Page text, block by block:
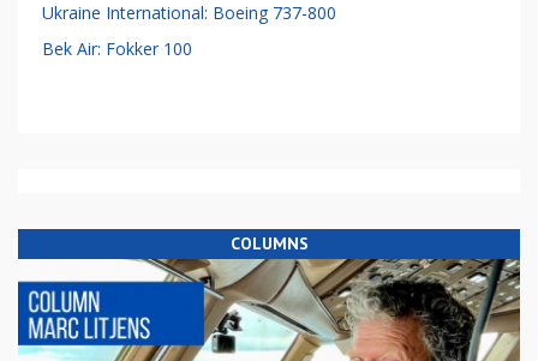
Ukraine International: Boeing 737-800
Bek Air: Fokker 100
COLUMNS